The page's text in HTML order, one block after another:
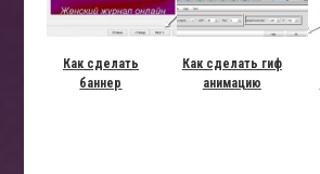
Как сделать
баннер
Как сделать гиф
анимацию